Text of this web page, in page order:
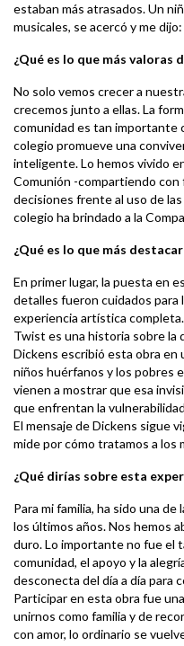
estaban más atrasados. Un
musicales, se acercó y me
¿Qué es lo que más valoras
No solo vemos crecer a
crecemos junto a ellas. La
comunidad es tan importante
colegio promueve una
inteligente. Lo hemos vivido
Comunión -compartiendo con
decisiones frente al uso de
colegio ha brindado a la
¿Qué es lo que más
En primer lugar, la puesta en
detalles fueron cuidados para
experiencia artística
Twist es una historia sobre la
Dickens escribió esta obra
niños huérfanos y los pobres
vienen a mostrar que esa
que enfrentan la
El mensaje de Dickens sigue
mide por cómo tratamos a los
¿⁠Qué dirías sobre esta
Para mi familia, ha sido una
los últimos años. Nos hemos
duro. Lo importante no fue el
comunidad, el apoyo y la
desconecta del día a día para
Participar en esta obra fue
unirnos como familia y de
con amor, lo ordinario se